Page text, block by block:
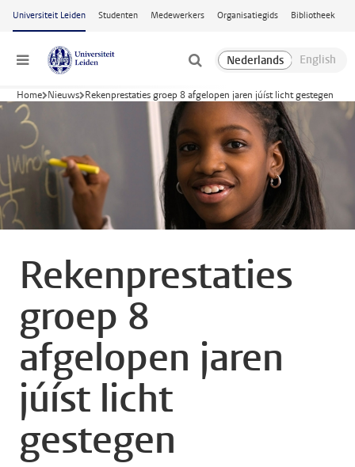
Ga naar hoofdinhoud
Universiteit Leiden Studenten Medewerkers Organisatiegids Bibliotheek
Menu
Home Nieuws Rekenprestaties groep 8 afgelopen jaren júíst licht gestegen
Rekenprestaties
groep 8
afgelopen jaren
júíst licht
gestegen